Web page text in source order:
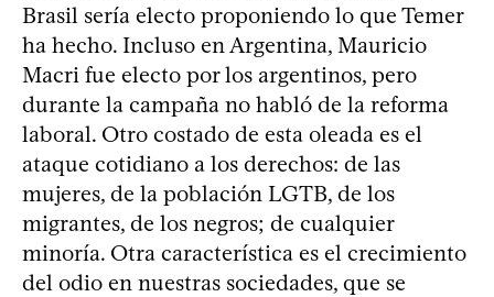
Brasil sería electo proponiendo lo que Temer
ha hecho. Incluso en Argentina, Mauricio
Macri fue electo por los argentinos, pero
durante la campaña no habló de la reforma
laboral. Otro costado de esta oleada es el
ataque cotidiano a los derechos: de las
mujeres, de la población LGTB, de los
migrantes, de los negros; de cualquier
minoría. Otra característica es el crecimiento
del odio en nuestras sociedades, que se